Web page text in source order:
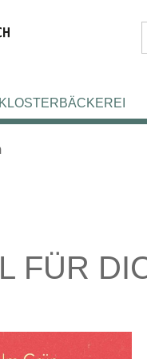
KLOSTERBÄCKEREI
FÜR